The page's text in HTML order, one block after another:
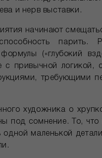
и нерв выставки.
начинают
парить.
(«глубокий
с привычной логикой,
требующими
художника о
под сомнение. То,
маленькой